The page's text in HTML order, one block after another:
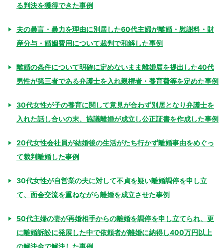
る判決を獲得できた事例
夫の暴言・暴力を理由に別居した60代主婦が離婚・慰謝料・財
産分与・婚姻費用について裁判で和解した事例
離婚の条件について明確に定めないまま離婚届を提出した40代
男性が第三者である弁護士を入れ親権者・養育費等を定めた事例
30代女性が子の養育に関して意見が合わず別居となり弁護士を
入れた話し合いの末、協議離婚が成立し公正証書を作成した事例
20代女性会社員が結婚後の生活がたち行かず離婚事由をめぐっ
て裁判離婚した事例
30代女性が自営業の夫に対して不貞を疑い離婚調停を申し立
て、面会交流を重ねながら離婚を成立させた事例
50代主婦の妻が再婚相手からの離婚を調停を申し立てられ、更
に離婚訴訟に発展した中で依頼者が離婚に納得し400万円以上
の解決金で解決した事例